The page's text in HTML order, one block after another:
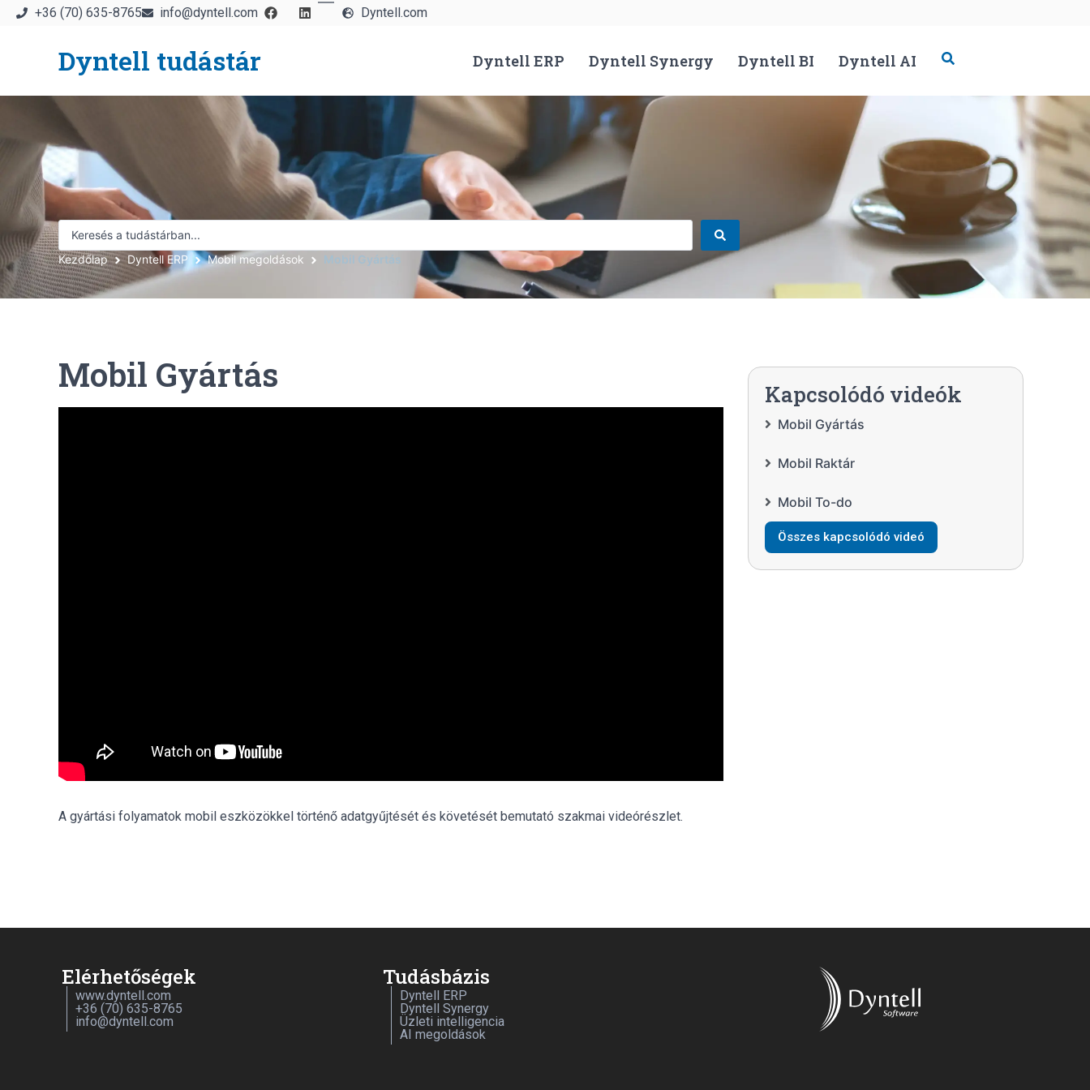
+36 (70) 635-8765 info@dyntell.com Dyntell.com
Dyntell tudástár Dyntell ERP Dyntell Synergy Dyntell BI Dyntell AI
Kezdőlap Dyntell ERP Mobil megoldások Mobil Gyártás
Mobil Gyártás
A gyártási folyamatok mobil eszközökkel történő adatgyűjtését és követését bemutató szakmai videórészlet.
Kapcsolódó videók
Mobil Gyártás
Mobil Raktár
Mobil To-do
Összes kapcsolódó videó
Elérhetőségek
www.dyntell.com
+36 (70) 635-8765
info@dyntell.com
Tudásbázis
Dyntell ERP
Dyntell Synergy
Üzleti intelligencia
AI megoldások